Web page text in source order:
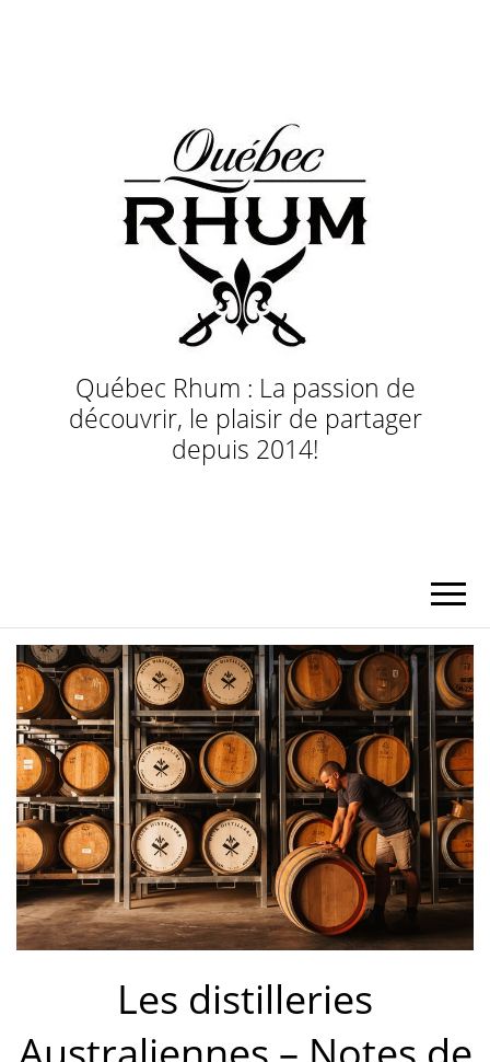
Québec Rhum : La passion de
découvrir, le plaisir de partager
depuis 2014!
Les distilleries